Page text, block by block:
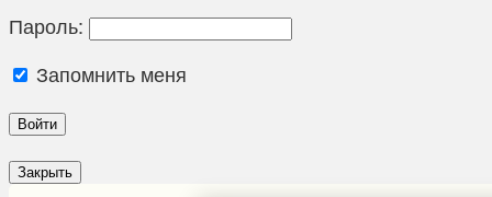
Пароль:
Запомнить меня
Закрыть